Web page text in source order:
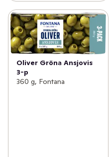
Oliver Gröna Ansjovis
3-p
360 g, Fontana